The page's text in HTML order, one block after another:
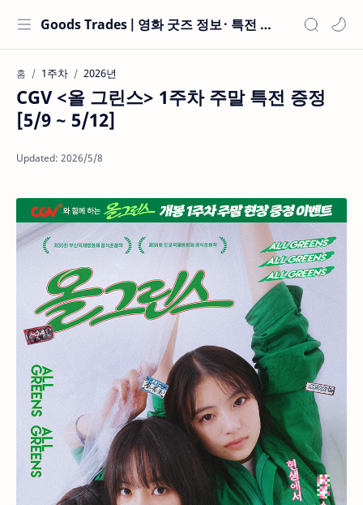
Goods Trades | 영화 굿즈 정보 · 특전 현황
홈 1주차 2026년
CGV <올 그린스> 1주차 주말 특전 증정
[5/9 ~ 5/12]